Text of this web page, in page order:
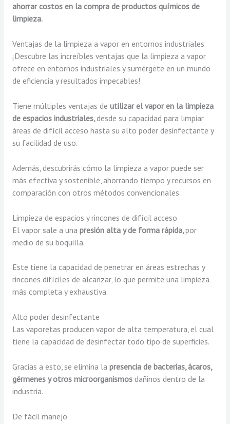
ahorrar costos en la compra de productos químicos de
limpieza.
Ventajas de la limpieza a vapor en entornos industriales
¡Descubre las increíbles ventajas que la limpieza a vapor
ofrece en entornos industriales y sumérgete en un mundo
de eficiencia y resultados impecables!
Tiene múltiples ventajas de utilizar el vapor en la limpieza
de espacios industriales,desde su capacidad para limpiar
áreas de difícil acceso hasta su alto poder desinfectante y
su facilidad de uso.
Además, descubrirás cómo la limpieza a vapor puede ser
más efectiva y sostenible, ahorrando tiempo y recursos en
comparación con otros métodos convencionales.
Limpieza de espacios y rincones de difícil acceso
El vapor sale a una presión alta y de forma rápida,por
medio de su boquilla.
Este tiene la capacidad de penetrar en áreas estrechas y
rincones difíciles de alcanzar, lo que permite una limpieza
más completa y exhaustiva.
Alto poder desinfectante
Las vaporetas producen vapor de alta temperatura, el cual
tiene la capacidad de desinfectar todo tipo de superficies.
Gracias a esto, se elimina la presencia de bacterias, ácaros,
gérmenes y otros microorganismosdañinos dentro de la
industria.
De fácil manejo